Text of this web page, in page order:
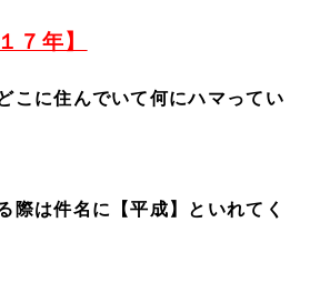
７年】
こに住んでいて何にハマってい
際は件名に【平成】といれてく